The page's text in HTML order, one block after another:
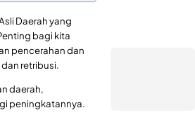
Daerah yang
bagi kita
pencerahan dan
retribusi.
daerah,
peningkatannya.